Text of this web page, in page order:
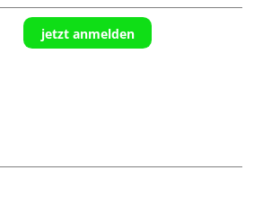
jetzt anmelden